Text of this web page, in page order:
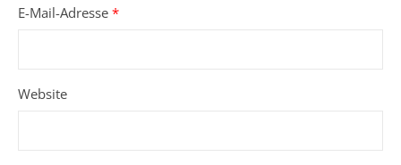
E-Mail-Adresse *
Website